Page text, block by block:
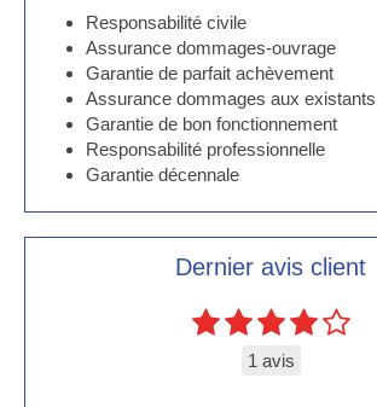
Responsabilité civile
Assurance dommages-ouvrage
Garantie de parfait achèvement
Assurance dommages aux existants
Garantie de bon fonctionnement
Responsabilité professionnelle
Garantie décennale
Dernier avis client
1 avis